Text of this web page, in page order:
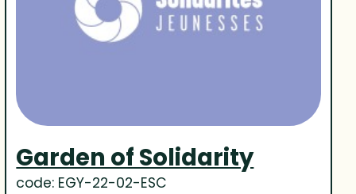
Garden of Solidarity
code: EGY-22-02-ESC